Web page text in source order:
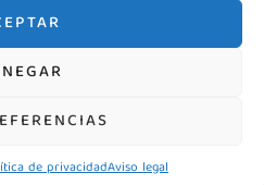
de privacidadAviso legal